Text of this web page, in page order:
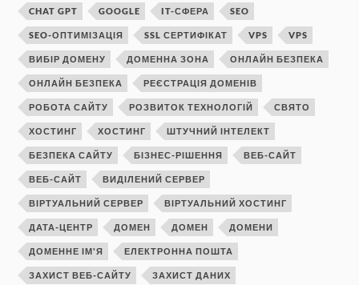
CHAT GPT GOOGLE IT-СФЕРА SEO
SEO-ОПТИМІЗАЦІЯ SSL СЕРТИФІКАТ VPS VPS
ВИБІР ДОМЕНУ ДОМЕННА ЗОНА ОНЛАЙН БЕЗПЕКА
ОНЛАЙН БЕЗПЕКА РЕЄСТРАЦІЯ ДОМЕНІВ
РОБОТА САЙТУ РОЗВИТОК ТЕХНОЛОГІЙ СВЯТО
ХОСТИНГ ХОСТИНГ ШТУЧНИЙ ІНТЕЛЕКТ
БЕЗПЕКА САЙТУ БІЗНЕС-РІШЕННЯ ВЕБ-САЙТ
ВЕБ-САЙТ ВИДІЛЕНИЙ СЕРВЕР
ВІРТУАЛЬНИЙ СЕРВЕР ВІРТУАЛЬНИЙ ХОСТИНГ
ДАТА-ЦЕНТР ДОМЕН ДОМЕН ДОМЕНИ
ДОМЕННЕ ІМ'Я ЕЛЕКТРОННА ПОШТА
ЗАХИСТ ВЕБ-САЙТУ ЗАХИСТ ДАНИХ